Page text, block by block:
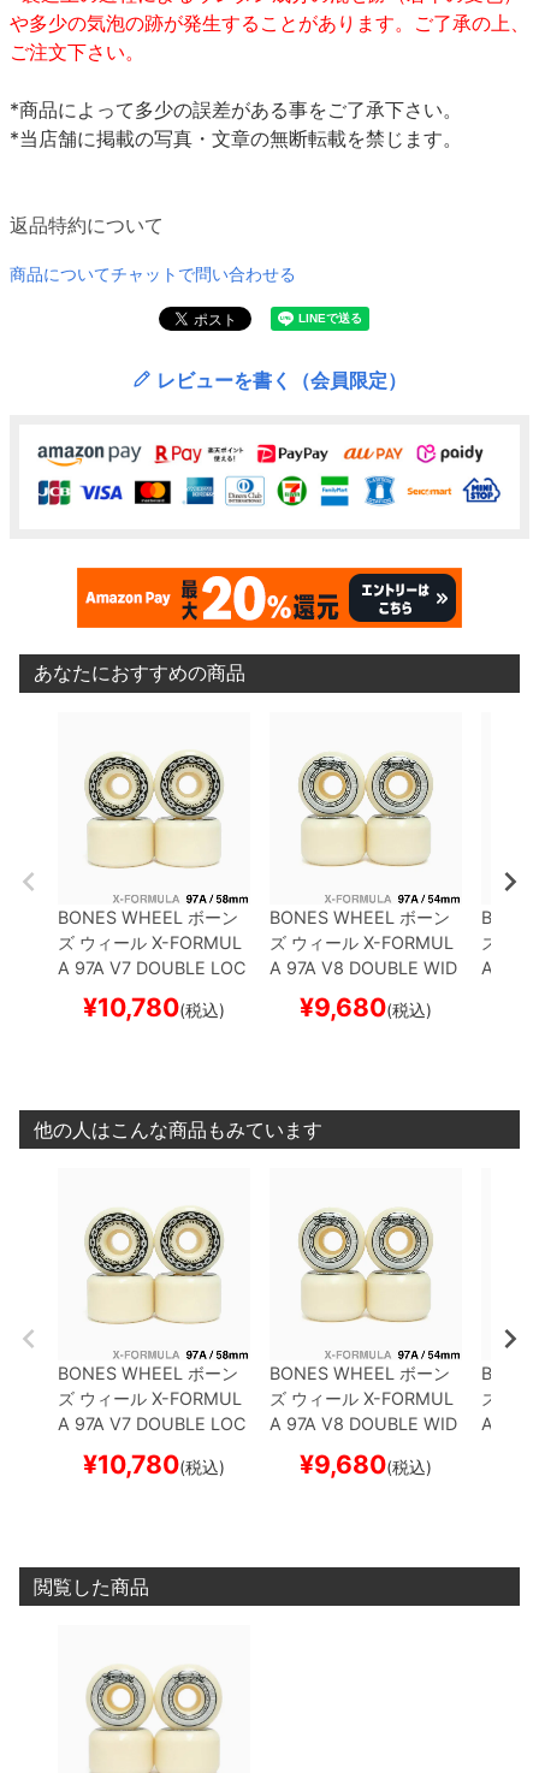
や多少の気泡の跡が発生することがあります。ご了承の上、
ご注文下さい。
*商品によって多少の誤差がある事をご了承下さい。
*当店舗に掲載の写真・文章の無断転載を禁じます。
返品特約について
商品についてチャットで問い合わせる
レビューを書く（会員限定）
あなたにおすすめの商品
BONES WHEEL ボーン
ズ ウィール X-FORMUL
A 97A V7 DOUBLE LOC
KS 2658mm スケート
ボード スケボー
¥10,780(税込)
BONES WHEEL ボーン
ズ ウィール X-FORMUL
A 97A V8 DOUBLE WID
ES 26 54mm スケート
ボード スケボー
¥9,680(税込)
ズ
A 97A
他の人はこんな商品もみています
BONES WHEEL ボーン
ズ ウィール X-FORMUL
A 97A V7 DOUBLE LOC
ボード スケボー
¥10,780(税込)
BONES WHEEL ボーン
ズ ウィール X-FORMUL
A 97A V8 DOUBLE WID
ボード スケボー
¥9,680(税込)
ズ
A 97A
閲覧した商品